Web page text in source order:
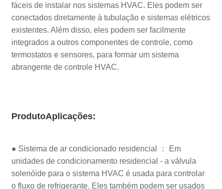
fáceis de instalar nos sistemas HVAC. Eles podem ser
conectados diretamente à tubulação e sistemas elétricos
existentes. Além disso, eles podem ser facilmente
integrados a outros componentes de controle, como
termostatos e sensores, para formar um sistema
abrangente de controle HVAC.
ProdutoAplicações:
● Sistema de ar condicionado residencial ： Em
unidades de condicionamento residencial - a válvula
solenóide para o sistema HVAC é usada para controlar
o fluxo de refrigerante. Eles também podem ser usados